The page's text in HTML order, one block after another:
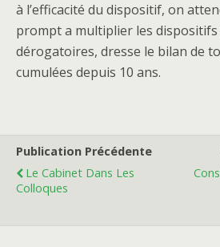
à l’efficacité du dispositif, on
prompt a multiplier les
dérogatoires, dresse le bilan de
cumulées depuis 10 ans.
Publication Précédente
Le Cabinet Dans Les
Colloques